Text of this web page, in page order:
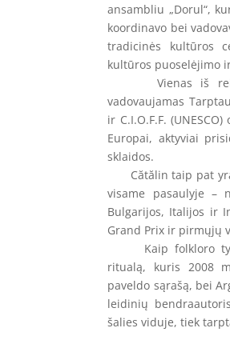
ansambliu „Dorul“,
koordinavo bei
tradicinės kultūros
kultūros puoselėjimo
Vienas iš
vadovaujamas
ir C.I.O.F.F.
Europai, aktyviai
sklaidos.
Cătălin taip pat yra
visame pasaulyje –
Bulgarijos, Italijos ir
Grand Prix ir pirmųjų
Kaip folkloro
ritualą, kuris 2008
paveldo sąrašą, bei
leidinių
šalies viduje, tiek